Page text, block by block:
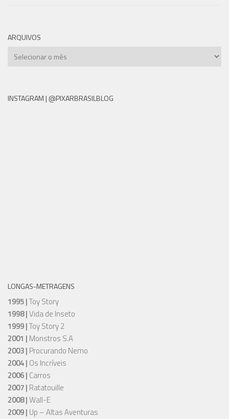
ARQUIVOS
Arquivos
INSTAGRAM | @PIXARBRASILBLOG
LONGAS-METRAGENS
1995 |Toy Story
1998 |Vida de Inseto
1999 |Toy Story 2
2001 | Monstros S.A
2003 | Procurando Nemo
2004 | Os Incríveis
2006 | Carros
2007 | Ratatouille
2008 |Wall-E
2009 | Up – Altas Aventuras